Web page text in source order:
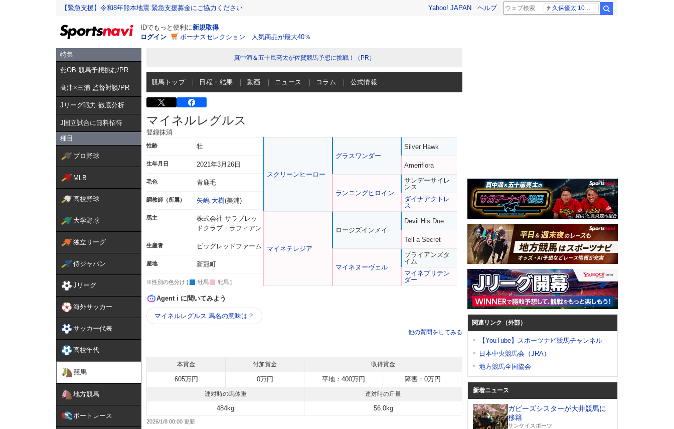
【緊急支援】令和8年熊本地震 緊急支援募金にご協力ください Yahoo! JAPAN ヘルプ
IDでもっと便利に新規取得
ログイン
ボーナスセレクション 人気商品が最大40％
特集
燕OB 競馬予想挑む/PR
髙津×三浦 監督対談/PR
Jリーグ戦力 徹底分析
J国立試合に無料招待
種目
プロ野球
MLB
高校野球
大学野球
独立リーグ
侍ジャパン
Jリーグ
海外サッカー
サッカー代表
高校年代
競馬
地方競馬
ボートレース
真中満＆五十嵐亮太が佐賀競馬予想に挑戦！（PR）
競馬トップ 日程・結果 動画 ニュース コラム 公式情報
マイネルレグルス
登録抹消
性齢 牡
生年月日 2021年3月26日
毛色 青鹿毛
調教師（所属） 矢嶋 大樹(美浦)
馬主
株式会社 サラブレッ
ドクラブ・ラフィアン
生産者 ビッグレッドファーム
産地 新冠町
※性別の色分け [ :牡馬 :牝馬 ]
スクリーンヒーロー
マイネテレジア
グラスワンダー
ランニングヒロイン
ロージズインメイ
マイネヌーヴェル
Silver Hawk
Ameriflora
サンデーサイレ
ンス
ダイナアクトレ
ス
Devil His Due
Tell a Secret
ブライアンズタ
イム
マイネプリテン
ダー
Agent i に聞いてみよう
マイネルレグルス 馬名の意味は？
他の質問をしてみる
本賞金 付加賞金 収得賞金
605万円 0万円 平地：400万円 障害：0万円
連対時の馬体重 連対時の斤量
484kg 56.0kg
2026/1/8 00:00
関連リンク（外部）
【YouTube】スポーツナビ競馬チャンネル
日本中央競馬会（JRA）
地方競馬全国協会
新着ニュース
ガビーズシスターが大井競馬に
移籍
サンケイスポーツ